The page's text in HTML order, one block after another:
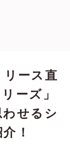
リース直
ーズ」
せるシ
！